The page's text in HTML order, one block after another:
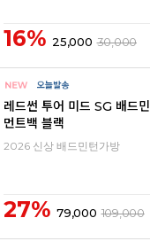
16% 25,000 30,000
레드썬 투어 미드 SG 배드
먼트백 블랙
2026 신상 배드민턴가방
27% 79,000 109,000